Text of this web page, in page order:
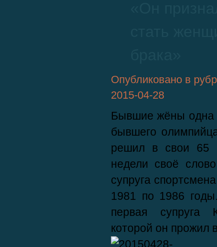
Опубликовано в
2015-04-28
Бывшие жёны одна
бывшего
решил в свои 65
недели своё
супруга
1981 по 1986
первая супруга
которой он прожил